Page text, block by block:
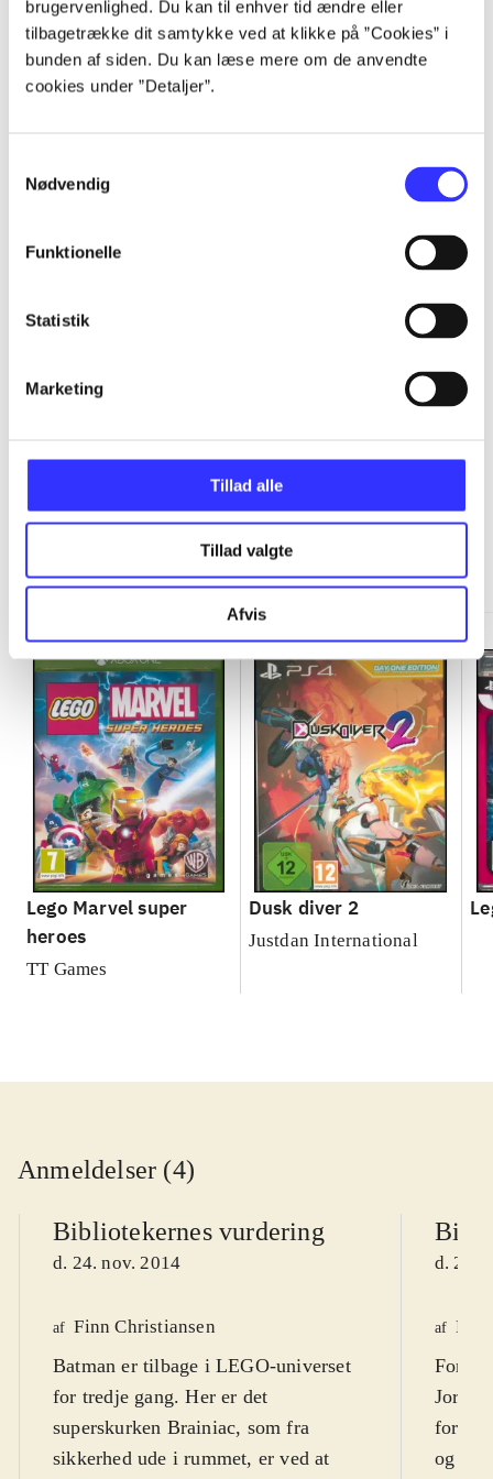
brugervenlighed. Du kan til enhver tid ændre eller
tilbagetrække dit samtykke ved at klikke på ”Cookies” i
bunden af siden. Du kan læse mere om de anvendte
cookies under ”Detaljer”.
Nødvendig
Funktionelle
Statistik
Marketing
Tillad alle
Tillad valgte
Afvis
Artikler
Alle registrerede artikler fordelt på udgivelser
...
...
...
...
Lego Marvel super
heroes
TT Games
Dusk diver 2
Justdan International
Anmeldelser (4)
Bibliotekernes vurdering
d. 24. nov. 2014
af Finn Christiansen
Batman er tilbage i LEGO-universet
for tredje gang. Her er det
superskurken Brainiac, som fra
sikkerhed ude i rummet, er ved at
d. 24.
af
For at
og slå